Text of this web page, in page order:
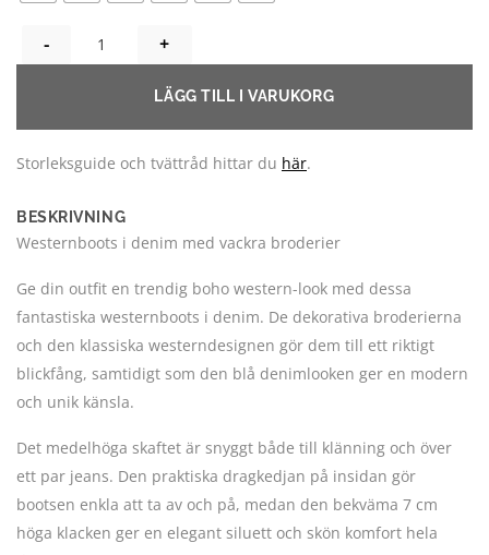
COWBOYBOOTS DENIM MÄNGD
LÄGG TILL I VARUKORG
Storleksguide och tvättråd hittar du här.
BESKRIVNING
Westernboots i denim med vackra broderier
Ge din outfit en trendig boho western-look med dessa
fantastiska westernboots i denim. De dekorativa broderierna
och den klassiska westerndesignen gör dem till ett riktigt
blickfång, samtidigt som den blå denimlooken ger en modern
och unik känsla.
Det medelhöga skaftet är snyggt både till klänning och över
ett par jeans. Den praktiska dragkedjan på insidan gör
bootsen enkla att ta av och på, medan den bekväma 7 cm
höga klacken ger en elegant siluett och skön komfort hela